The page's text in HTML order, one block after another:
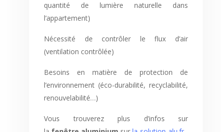
quantité de lumière naturelle dans
l’appartement)
Nécessité de contrôler le flux d’air
(ventilation contrôlée)
Besoins en matière de protection de
l’environnement (éco-durabilité, recyclabilité,
renouvelabilité…)
Vous trouverez plus d’infos sur